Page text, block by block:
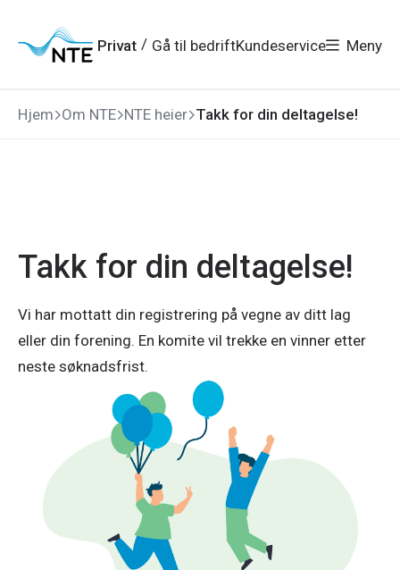
hovedmeny
søk
hovedinnhold
bunnområde
Privat / Gå til bedriftKundeservice Meny
Hjem Om NTE NTE heier Takk for din deltagelse!
Takk for din deltagelse!
Vi har mottatt din registrering på vegne av ditt lag
eller din forening. En komite vil trekke en vinner etter
neste søknadsfrist.